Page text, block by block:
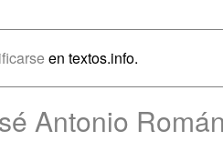
en textos.info.
Antonio Román